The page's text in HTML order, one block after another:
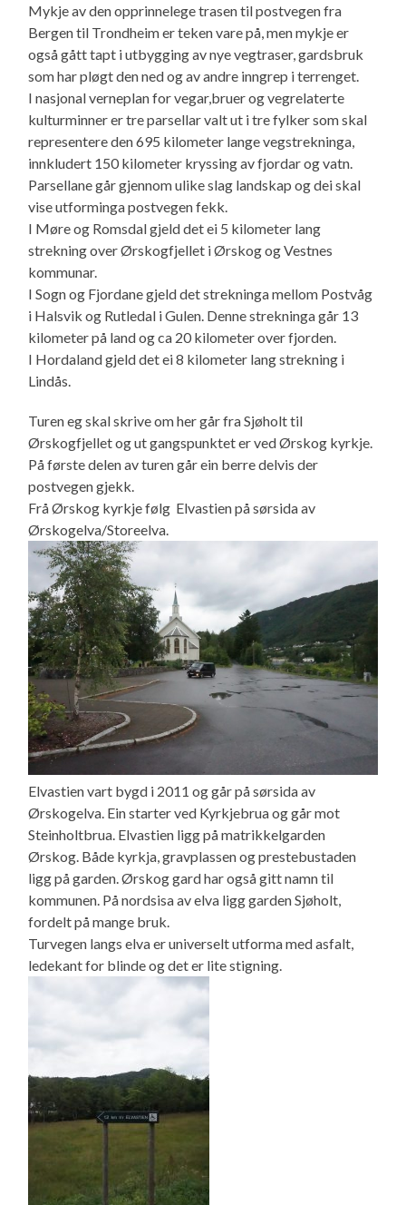
Mykje av den opprinnelege trasen til postvegen fra
Bergen til Trondheim er teken vare på, men mykje er
også gått tapt i utbygging av nye vegtraser, gardsbruk
som har pløgt den ned og av andre inngrep i terrenget.
I nasjonal verneplan for vegar,bruer og vegrelaterte
kulturminner er tre parsellar valt ut i tre fylker som skal
representere den 695 kilometer lange vegstrekninga,
innkludert 150 kilometer kryssing av fjordar og vatn.
Parsellane går gjennom ulike slag landskap og dei skal
vise utforminga postvegen fekk.
I Møre og Romsdal gjeld det ei 5 kilometer lang
strekning over Ørskogfjellet i Ørskog og Vestnes
kommunar.
I Sogn og Fjordane gjeld det strekninga mellom Postvåg
i Halsvik og Rutledal i Gulen. Denne strekninga går 13
kilometer på land og ca 20 kilometer over fjorden.
I Hordaland gjeld det ei 8 kilometer lang strekning i
Lindås.
Turen eg skal skrive om her går fra Sjøholt til
Ørskogfjellet og ut gangspunktet er ved Ørskog kyrkje.
På første delen av turen går ein berre delvis der
postvegen gjekk.
Frå Ørskog kyrkje følg Elvastien på sørsida av
Ørskogelva/Storeelva.
Elvastien vart bygd i 2011 og går på sørsida av
Ørskogelva. Ein starter ved Kyrkjebrua og går mot
Steinholtbrua. Elvastien ligg på matrikkelgarden
Ørskog. Både kyrkja, gravplassen og prestebustaden
ligg på garden. Ørskog gard har også gitt namn til
kommunen. På nordsisa av elva ligg garden Sjøholt,
fordelt på mange bruk.
Turvegen langs elva er universelt utforma med asfalt,
ledekant for blinde og det er lite stigning.